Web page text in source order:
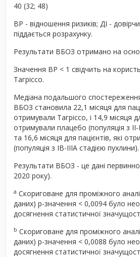
40 (32; 48)
ВР - відношення ризиків; ДІ -
піддається розрахунку.
Результати ВБОЗ отримано на
Значення ВР < 1 свідчить на
Тагріссо.
Медіана подальшого
ВБОЗ становила 22,1 місяця для
отримували Тагріссо, і 14,9 місяця
отримували плацебо (популяція з II-
та 16,6 місяця для пацієнтів, які
(популяція з IB-IIIA стадією пухлини).
Результати ВБОЗ - це дані
2020 року).
a Скориговане для проміжного
даних) p-значення < 0,0094 було
досягнення статистичної
b Скориговане для проміжного
даних) p-значення < 0,0088 було
досягнення статистичної